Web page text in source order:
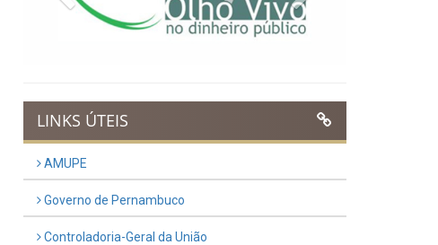
LINKS ÚTEIS
AMUPE
Governo de Pernambuco
Controladoria-Geral da União